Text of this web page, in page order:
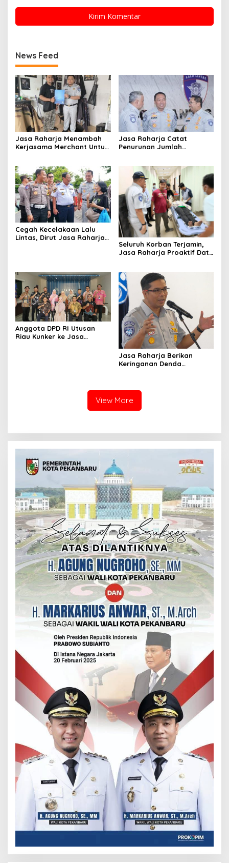
News Feed
Jasa Raharja Menambah
Kerjasama Merchant Untuk
Pajak
Jasa Raharja Catat
Penurunan Jumlah
Sinergi dan Kolaborasi
Cegah Kecelakaan Lalu
Lintas, Dirut Jasa Raharja
Seluruh Korban Terjamin,
Jasa Raharja Proaktif Data
Anggota DPD RI Utusan
Riau Kunker ke Jasa
Jasa Raharja Berikan
Keringanan Denda
View More